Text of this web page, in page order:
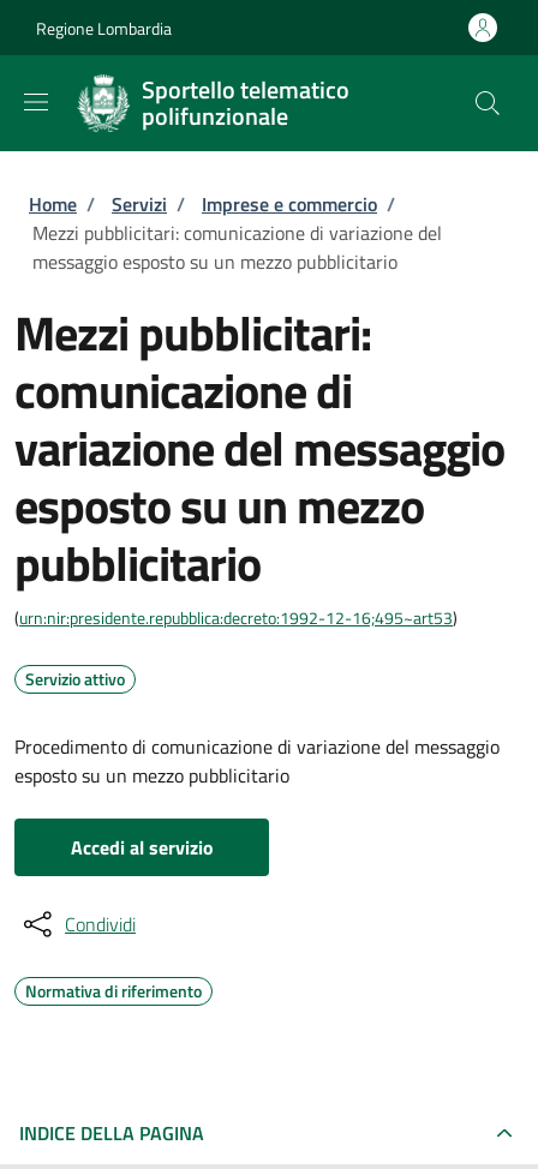
Regione Lombardia
Sportello telematico
polifunzionale
Briciole di pane
Home / Servizi / Imprese e commercio /
Mezzi pubblicitari: comunicazione di variazione del
messaggio esposto su un mezzo pubblicitario
Mezzi pubblicitari:
comunicazione di
variazione del messaggio
esposto su un mezzo
pubblicitario
(urn:nir:presidente.repubblica:decreto:1992-12-16;495~art53)
Servizio attivo
Procedimento di comunicazione di variazione del messaggio
esposto su un mezzo pubblicitario
Accedi al servizio
Condividi
Normativa di riferimento
INDICE DELLA PAGINA